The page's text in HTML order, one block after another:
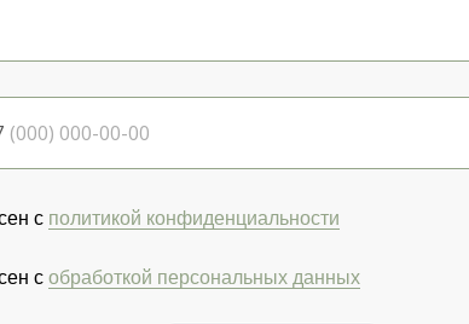
с политикой конфиденциальности
с обработкой персональных данных